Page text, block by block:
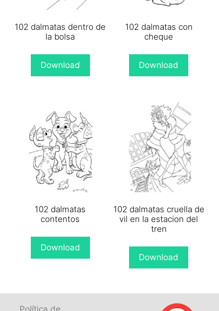
102 dalmatas dentro de
la bolsa
Download
102 dalmatas con
cheque
Download
102 dalmatas
contentos
Download
102 dalmatas cruella de
vil en la estacion del
tren
Download
Política de